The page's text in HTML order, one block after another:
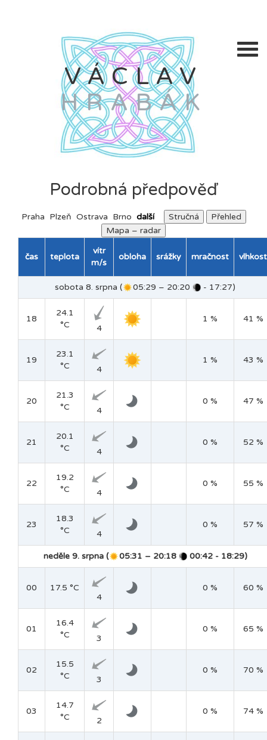
VÁCLAV
HRABÁK
Podrobná předpověď
Praha Plzeň Ostrava Brno další Stručná
Přehled
Mapa – radar
čas teplota
vítr
m/s
obloha srážky mračnost vlhkost
sobota 8. srpna ( 05:29 – 20:20 - 17:27)
18
24.1
°C
4
1 % 41 %
19
23.1
°C
4
1 % 43 %
20
21.3
°C
4
0 % 47 %
21
20.1
°C
4
0 % 52 %
22
19.2
°C
4
0 % 55 %
23
18.3
°C
4
0 % 57 %
neděle 9. srpna ( 05:31 – 20:18 00:42 - 18:29)
00
17.5 °C
4
0 % 60 %
01
16.4
°C
3
0 % 65 %
02
15.5
°C
3
0 % 70 %
03
14.7
°C
2
0 % 74 %